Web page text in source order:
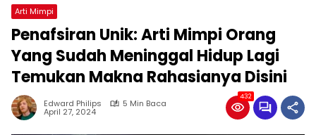
Arti Mimpi
Penafsiran Unik: Arti Mimpi Orang
Yang Sudah Meninggal Hidup Lagi
Temukan Makna Rahasianya Disini
Edward Philips 5 Min Baca
April 27, 2024
432